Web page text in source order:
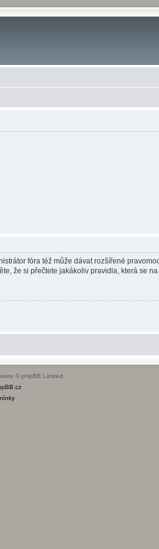
fóra též může dávat rozšířené
že si přečtete jakákoliv pravidla, která se
© phpBB Limited